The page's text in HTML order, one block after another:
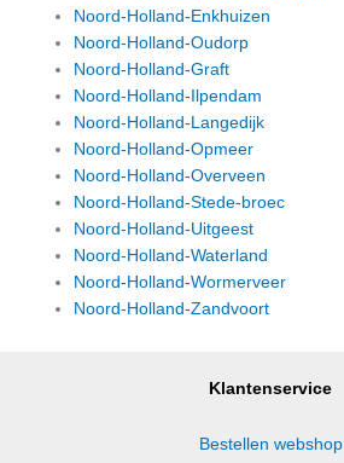
Noord-Holland-Enkhuizen
Noord-Holland-Oudorp
Noord-Holland-Graft
Noord-Holland-Ilpendam
Noord-Holland-Langedijk
Noord-Holland-Opmeer
Noord-Holland-Overveen
Noord-Holland-Stede-broec
Noord-Holland-Uitgeest
Noord-Holland-Waterland
Noord-Holland-Wormerveer
Noord-Holland-Zandvoort
Klantenservice
Bestellen webshop